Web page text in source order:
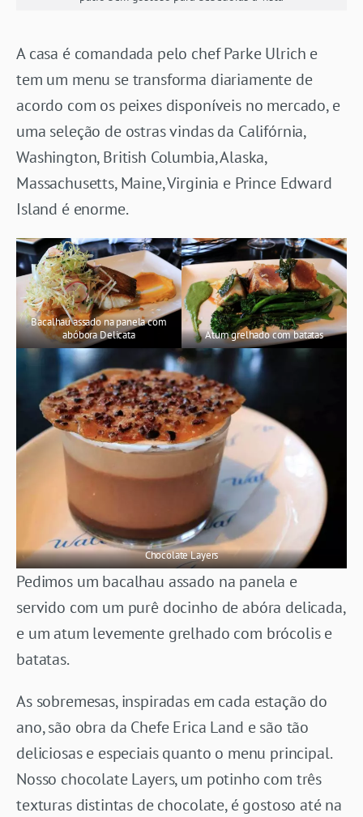
A casa é comandada pelo chef Parke Ulrich e
tem um menu se transforma diariamente de
acordo com os peixes disponíveis no mercado, e
uma seleção de ostras vindas da Califórnia,
Washington, British Columbia, Alaska,
Massachusetts, Maine, Virginia e Prince Edward
Island é enorme.
Bacalhau assado na panela com
abóbora Delicata
Atum grelhado com batatas
Chocolate Layers
Pedimos um bacalhau assado na panela e
servido com um purê docinho de abóra delicada,
e um atum levemente grelhado com brócolis e
batatas.
As sobremesas, inspiradas em cada estação do
ano, são obra da Chefe Erica Land e são tão
deliciosas e especiais quanto o menu principal.
Nosso chocolate Layers, um potinho com três
texturas distintas de chocolate, é gostoso até na